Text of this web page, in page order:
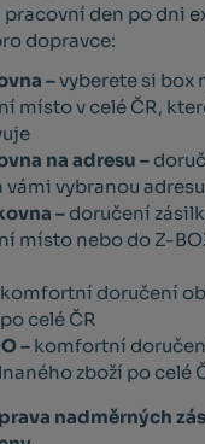
den po dni
dopravce:
–vyberete si box
místo v celé ČR,
na adresu –
vámi vybranou adresu
– doručení
místo nebo do Z-
komfortní doručení
celé ČR
– komfortní
zboží po celé
nadměrných